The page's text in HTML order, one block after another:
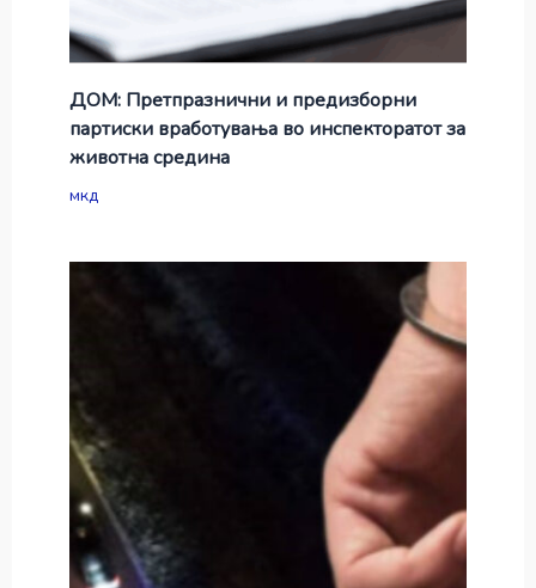
ДОМ: Претпразнични и предизборни
партиски вработувања во инспекторатот за
животна средина
мкд